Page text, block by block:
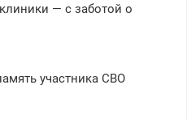
— с заботой о
участника СВО